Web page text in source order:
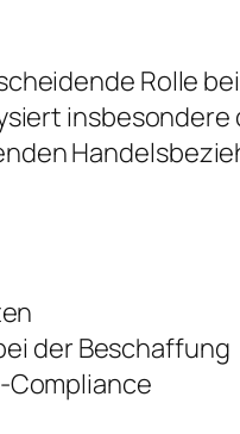
Rolle
der Beschaffung